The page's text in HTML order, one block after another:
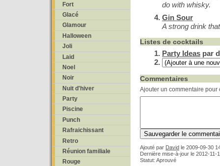
Fort
Glacé
Glamour
Halloween
Joli
Laid
Noel
Noir
Nuit d'hiver
Party
Piscine
Punch
Rafraichissant
Retro
Réunion familiale
Rouge
do with whisky.
Gin Sour
A strong drink
Listes de cocktails
Party Ideas par
Commentaires
Ajouter un commentaire pour
Ajouté par David le 2009-09-30
Dernière mise-à-jour le 2012-11-
Statut: Aprouvé